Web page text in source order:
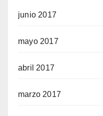
junio 2017
mayo 2017
abril 2017
marzo 2017